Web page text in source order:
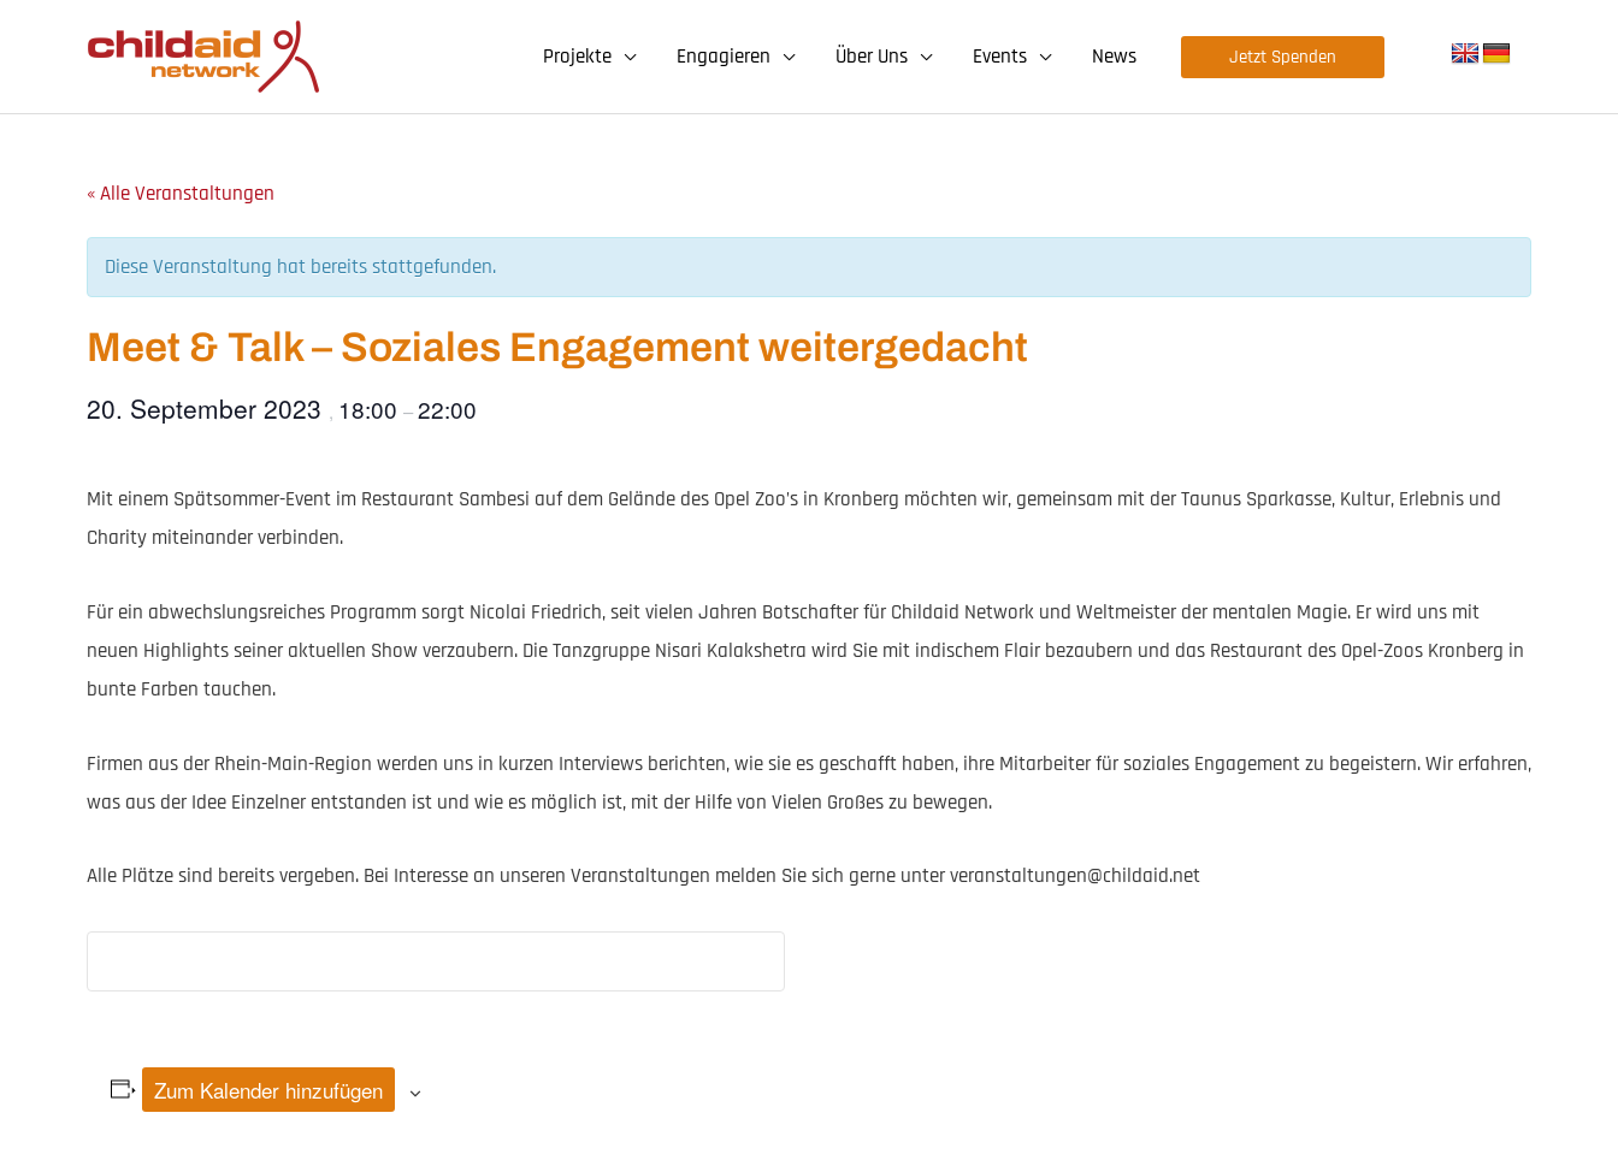
Projekte Engagieren Über Uns Events News Jetzt Spenden
« Alle Veranstaltungen
Diese Veranstaltung hat bereits stattgefunden.
Meet & Talk – Soziales Engagement weitergedacht
20. September 2023 , 18:00 –22:00
Mit einem Spätsommer-Event im Restaurant Sambesi auf dem Gelände des Opel Zoo’s in Kronberg möchten wir, gemeinsam mit der Taunus Sparkasse, Kultur, Erlebnis und
Charity miteinander verbinden.
Für ein abwechslungsreiches Programm sorgt Nicolai Friedrich, seit vielen Jahren Botschafter für Childaid Network und Weltmeister der mentalen Magie. Er wird uns mit
neuen Highlights seiner aktuellen Show verzaubern. Die Tanzgruppe Nisari Kalakshetra wird Sie mit indischem Flair bezaubern und das Restaurant des Opel-Zoos Kronberg in
bunte Farben tauchen.
Firmen aus der Rhein-Main-Region werden uns in kurzen Interviews berichten, wie sie es geschafft haben, ihre Mitarbeiter für soziales Engagement zu begeistern. Wir erfahren,
was aus der Idee Einzelner entstanden ist und wie es möglich ist, mit der Hilfe von Vielen Großes zu bewegen.
Alle Plätze sind bereits vergeben. Bei Interesse an unseren Veranstaltungen melden Sie sich gerne unterveranstaltungen@childaid.net
Zum Kalender hinzufügen